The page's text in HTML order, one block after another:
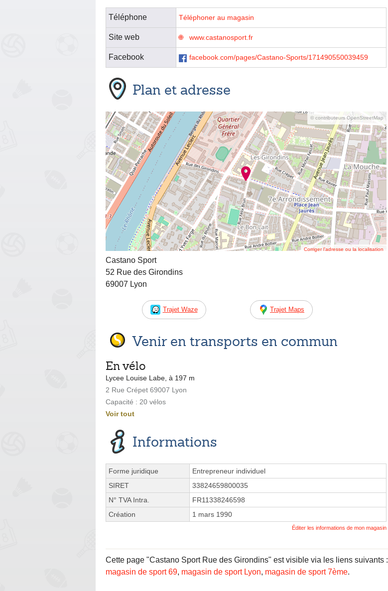
Téléphone Téléphoner au magasin
Site web www.castanosport.fr
Facebook facebook.com/pages/Castano-Sports/171490550039459
Plan et adresse
© contributeurs OpenStreetMap
Corriger l’adresse ou la localisation
Castano Sport
52 Rue des Girondins
69007 Lyon
Trajet Waze Trajet Maps
Venir en transports en commun
En vélo
Lycee Louise Labe, à 197 m
2 Rue Crépet 69007 Lyon
Capacité : 20 vélos
Voir tout
Informations
Forme juridique
Entrepreneur individuel
SIRET
33824659800035
N° TVA Intra.
FR11338246598
Création
1 mars 1990
Éditer les informations de mon magasin
Cette page "Castano Sport Rue des Girondins" est visible via les liens suivants :
magasin de sport 69, magasin de sport Lyon, magasin de sport 7ème.